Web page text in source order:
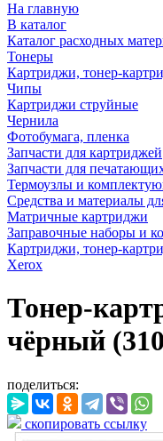
На главную
В каталог
Каталог расходных
Тонеры
Картриджи, тонер-
Чипы
Картриджи струйные
Чернила
Фотобумага, пленка
Запчасти для картриджей
Запчасти для
Термоузлы и
Средства и материалы
Матричные картриджи
Заправочные наборы и
Картриджи, тонер-
Xerox
Тонер-
чёрный
поделиться:
скопировать ссылку